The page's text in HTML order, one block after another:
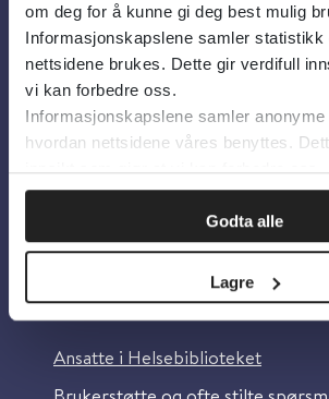
om deg for å kunne gi deg best mulig
Informasjonskapslene samler statistikk
nettsidene brukes. Dette gir verdifull
vi kan forbedre oss.
Informasjonskapslene samler
hvordan nettsidene våres benyttes.
innsikt som gjør at vi kan forbedre oss.
Godta alle
Lagre
Om Helsebiblioteket
Personvern og informasjonskapsler
Tilgjengelighetserklæring
Information in English
Ansatte i Helsebiblioteket